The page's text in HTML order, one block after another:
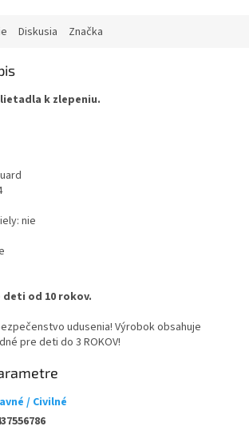
Diskusia Značka
k zlepeniu.
nie
od 10 rokov.
udusenia! Výrobok obsahuje
pre deti do 3 ROKOV!
/ Civilné